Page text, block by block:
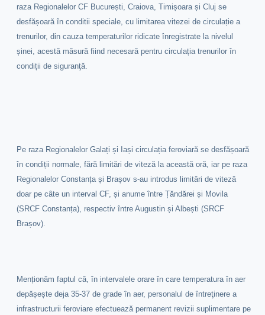
raza Regionalelor CF București, Craiova, Timișoara și Cluj se
desfășoară în conditii speciale, cu limitarea vitezei de circulație a
trenurilor, din cauza temperaturilor ridicate înregistrate la nivelul
șinei, acestă măsură fiind necesară pentru circulația trenurilor în
condiții de siguranţă.
Pe raza Regionalelor Galați și Iași circulația feroviară se desfășoară
în condiții normale, fără limitări de viteză la această oră, iar pe raza
Regionalelor Constanța și Brașov s-au introdus limitări de viteză
doar pe câte un interval CF, și anume între Țăndărei și Movila
(SRCF Constanța), respectiv între Augustin și Albești (SRCF
Brașov).
Menționăm faptul că, în intervalele orare în care temperatura în aer
depășește deja 35-37 de grade în aer, personalul de întreţinere a
infrastructurii feroviare efectuează permanent revizii suplimentare pe